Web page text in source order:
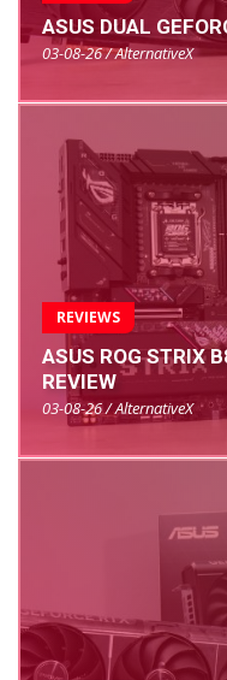
ASUS DUAL
03-08-26 / AlternativeX
REVIEWS
ASUS ROG STRIX
REVIEW
03-08-26 / AlternativeX